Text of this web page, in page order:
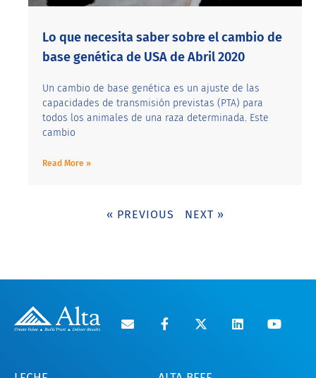
Lo que necesita saber sobre el cambio de
base genética de USA de Abril 2020
Un cambio de base genética es un ajuste de las
capacidades de transmisión previstas (PTA) para
todos los animales de una raza determinada. Este
cambio
Read More »
« PREVIOUS NEXT »